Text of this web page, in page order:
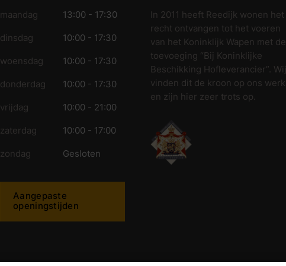
maandag 13:00 - 17:30
dinsdag 10:00 - 17:30
woensdag 10:00 - 17:30
donderdag 10:00 - 17:30
vrijdag 10:00 - 21:00
zaterdag 10:00 - 17:00
zondag Gesloten
Aangepaste
openingstijden
In 2011 heeft Reedijk wonen het
recht ontvangen tot het voeren
van het Koninklijk Wapen met de
toevoeging “Bij Koninklijke
Beschikking Hofleverancier”. Wij
vinden dit de kroon op ons werk
en zijn hier zeer trots op.